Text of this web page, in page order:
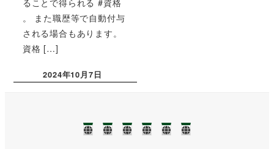
ることで得られる #資格
。 また職歴等で自動付与
される場合もあります。
資格 […]
投稿日
2024年10月7日
TOPNEWS❢❢
業
務
ブ
ロ
事
務
お
問